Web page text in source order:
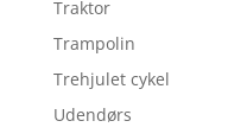
Traktor
Trampolin
Trehjulet cykel
Udendørs